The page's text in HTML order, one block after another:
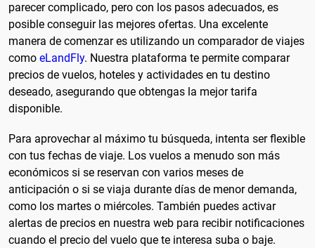
parecer complicado, pero con los pasos adecuados, es
posible conseguir las mejores ofertas. Una excelente
manera de comenzar es utilizando un comparador de viajes
como eLandFly. Nuestra plataforma te permite comparar
precios de vuelos, hoteles y actividades en tu destino
deseado, asegurando que obtengas la mejor tarifa
disponible.
Para aprovechar al máximo tu búsqueda, intenta ser flexible
con tus fechas de viaje. Los vuelos a menudo son más
económicos si se reservan con varios meses de
anticipación o si se viaja durante días de menor demanda,
como los martes o miércoles. También puedes activar
alertas de precios en nuestra web para recibir notificaciones
cuando el precio del vuelo que te interesa suba o baje.